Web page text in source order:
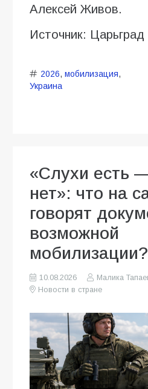
Алексей Живов.
Источник: Царьград
2026, мобилизация,
Украина
«Слухи есть
нет»: что на
говорят
возможной
мобилизации?
10.08.2026
Малика
Новости в стране